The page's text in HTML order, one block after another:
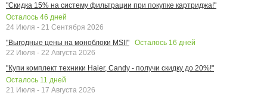
"Скидка 15% на систему фильтрации при покупке картриджа!"
Осталось 46 дней
24 Июля - 21 Сентября 2026
"Выгодные цены на моноблоки MSI!"
Осталось 16 дней
22 Июля - 22 Августа 2026
"Купи комплект техники Haier, Candy - получи скидку до 20%!"
Осталось 11 дней
21 Июля - 17 Августа 2026